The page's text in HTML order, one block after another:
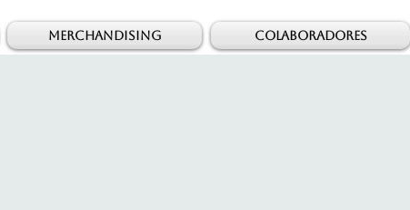
MERCHANDISING COLABORADORES